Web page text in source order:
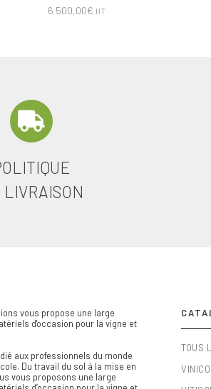
6 500,00€ HT
LIVRAISON
vous propose une large
d'occasion pour la vigne et
aux professionnels du monde
Du travail du sol à la mise en
vous proposons une large
TOUS